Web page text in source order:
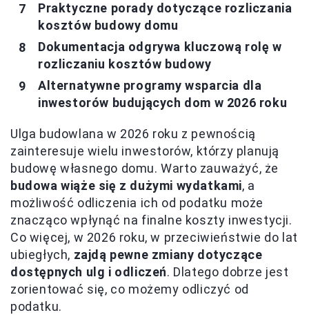
Praktyczne porady dotyczące rozliczania
kosztów budowy domu
Dokumentacja odgrywa kluczową rolę w
rozliczaniu kosztów budowy
Alternatywne programy wsparcia dla
inwestorów budujących dom w 2026 roku
Ulga budowlana w 2026 roku z pewnością
zainteresuje wielu inwestorów, którzy planują
budowę własnego domu. Warto zauważyć, że
budowa wiąże się z dużymi wydatkami, a
możliwość odliczenia ich od podatku może
znacząco wpłynąć na finalne koszty inwestycji.
Co więcej, w 2026 roku, w przeciwieństwie do lat
ubiegłych, zajdą pewne zmiany dotyczące
dostępnych ulg i odliczeń. Dlatego dobrze jest
zorientować się, co możemy odliczyć od
podatku.